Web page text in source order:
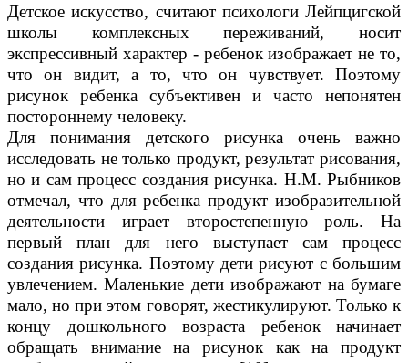
Детское искусство, считают психологи Лейпцигской
школы комплексных переживаний, носит
экспрессивный характер - ребенок изображает не то,
что он видит, а то, что он чувствует. Поэтому
рисунок ребенка субъективен и часто непонятен
постороннему человеку.
Для понимания детского рисунка очень важно
исследовать не только продукт, результат рисования,
но и сам процесс создания рисунка. Н.М. Рыбников
отмечал, что для ребенка продукт изобразительной
деятельности играет второстепенную роль. На
первый план для него выступает сам процесс
создания рисунка. Поэтому дети рисуют с большим
увлечением. Маленькие дети изображают на бумаге
мало, но при этом говорят, жестикулируют. Только к
концу дошкольного возраста ребенок начинает
обращать внимание на рисунок как на продукт